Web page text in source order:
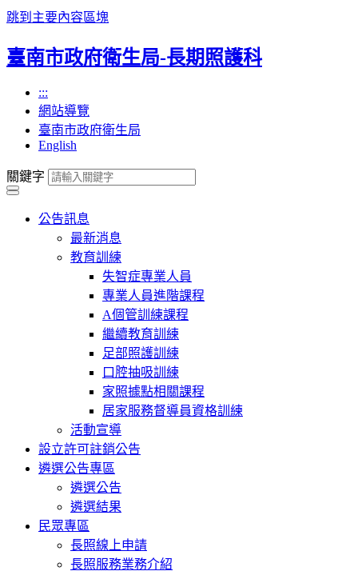
跳到主要內容區塊
臺南市政府衛生局-長期照護科
:::
網站導覽
臺南市政府衛生局
English
關鍵字
公告訊息
最新消息
教育訓練
失智症專業人員
專業人員進階課程
A個管訓練課程
繼續教育訓練
足部照護訓練
口腔抽吸訓練
家照據點相關課程
居家服務督導員資格訓練
活動宣導
設立許可註銷公告
遴選公告專區
遴選公告
遴選結果
民眾專區
長照線上申請
長照服務業務介紹